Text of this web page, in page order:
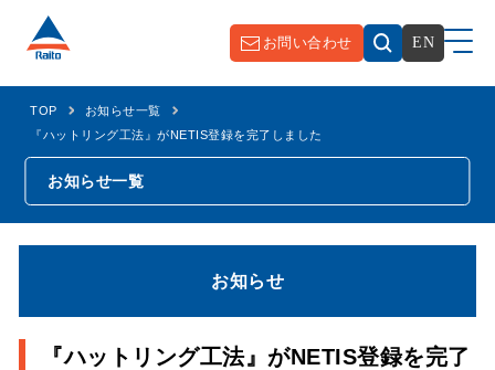
お問い合わせ EN
TOP
お知らせ一覧
『ハットリング工法』がNETIS登録を完了しました
お知らせ一覧
お知らせ
『ハットリング工法』がNETIS登録を完了